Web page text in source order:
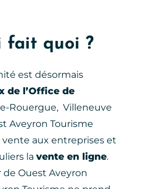
fait quoi ?
est désormais
de l’Office de
Rouergue, Villeneuve
Aveyron Tourisme
vente aux entreprises et
la vente en ligne.
de Ouest Aveyron